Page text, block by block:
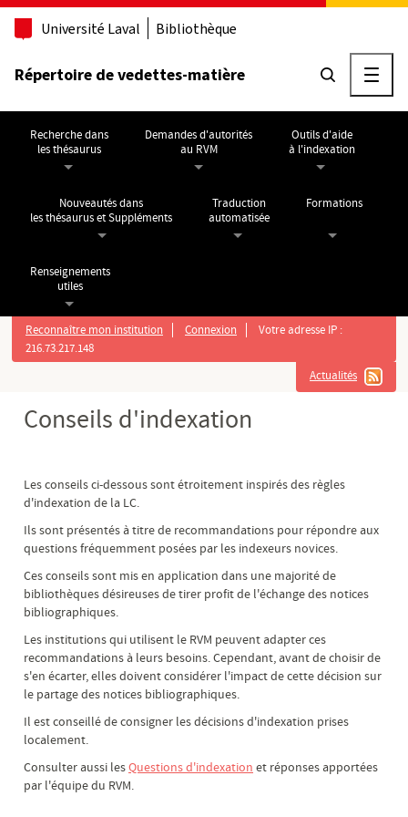
Université Laval Bibliothèque
Répertoire de vedettes-matière
Recherche dans
les thésaurus
Demandes d'autorités
au RVM
Outils d'aide
à l'indexation
Nouveautés dans
les thésaurus et Suppléments
Traduction
automatisée
Formations
Renseignements
utiles
Reconnaître mon institution Connexion
Votre adresse IP :
216.73.217.148
Actualités
Conseils d'indexation
Les conseils ci-dessous sont étroitement inspirés des règles
d'indexation de la LC.
Ils sont présentés à titre de recommandations pour répondre aux
questions fréquemment posées par les indexeurs novices.
Ces conseils sont mis en application dans une majorité de
bibliothèques désireuses de tirer profit de l'échange des notices
bibliographiques.
Les institutions qui utilisent le RVM peuvent adapter ces
recommandations à leurs besoins. Cependant, avant de choisir de
s'en écarter, elles doivent considérer l'impact de cette décision sur
le partage des notices bibliographiques.
Il est conseillé de consigner les décisions d'indexation prises
localement.
Consulter aussi lesQuestions d'indexation et réponses apportées
par l'équipe du RVM.